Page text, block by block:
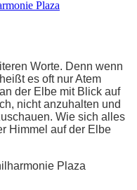
Worte. Denn wenn
es oft nur Atem
der Elbe mit Blick auf
nicht anzuhalten und
Wie sich alles
Himmel auf der Elbe